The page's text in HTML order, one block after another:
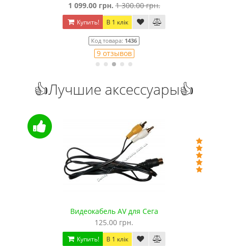
1 099.00 грн. 1 300.00 грн.
Купить! В 1 клік
Код товара: 1436
9 отзывов
👍Лучшие аксессуары👍
Видеокабель AV для Сега
125.00 грн.
Купить! В 1 клік